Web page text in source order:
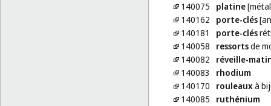
140075
platine
140162
porte-clés
140181
porte-clés
140058
ressortsde
140082
réveille-
140083
rhodium
140170
rouleauxà
140085
ruthénium